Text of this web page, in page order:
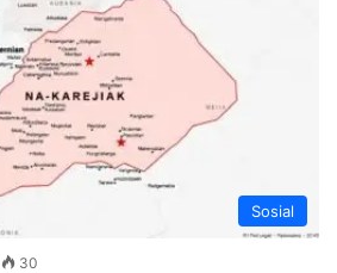
Sosial
30